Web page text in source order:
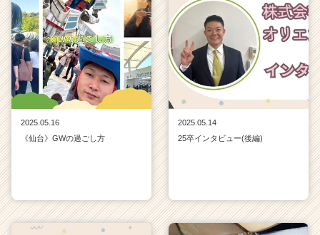
2025.05.16
《仙台》GWの過ごし方
2025.05.14
25卒インタビュー(後編)